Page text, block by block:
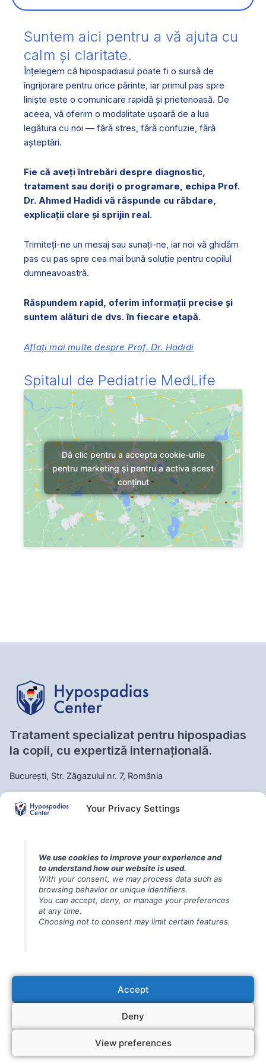
Your Privacy Settings
We use cookies to improve your experience and
to understand how our website is used.
With your consent, we may process data such as
browsing behavior or unique identifiers.
You can accept, deny, or manage your preferences
at any time.
Choosing not to consent may limit certain features.
Accept
Deny
View preferences
Suntem aici pentru a vă ajuta cu
calm și claritate.
Înțelegem că hipospadiasul poate fi o sursă de
îngrijorare pentru orice părinte, iar primul pas spre
liniște este o comunicare rapidă și prietenoasă. De
aceea, vă oferim o modalitate ușoară de a lua
legătura cu noi — fără stres, fără confuzie, fără
așteptări.
Fie că aveți întrebări despre diagnostic,
tratament sau doriți o programare, echipa Prof.
Dr. Ahmed Hadidi vă răspunde cu răbdare,
explicații clare și sprijin real.
Trimiteți-ne un mesaj sau sunați-ne, iar noi vă ghidăm
pas cu pas spre cea mai bună soluție pentru copilul
dumneavoastră.
Răspundem rapid, oferim informații precise și
suntem alături de dvs. în fiecare etapă.
Aflați mai multe despre Prof. Dr. Hadidi
Spitalul de Pediatrie MedLife
Dă clic pentru a accepta cookie-urile
pentru marketing și pentru a activa acest
conținut
Tratament specializat pentru hipospadias
la copii, cu expertiză internațională.
București, Str. Zăgazului nr. 7, România
Str. Zăgazului nr. 7, București
generale
Întrebări frecvente – Pregătire pentru operație și îngrijire
imediată
Întrebări frecvente – Tehnici chirurgicale și proceduri pentru
https://www.hypospadias.net/en